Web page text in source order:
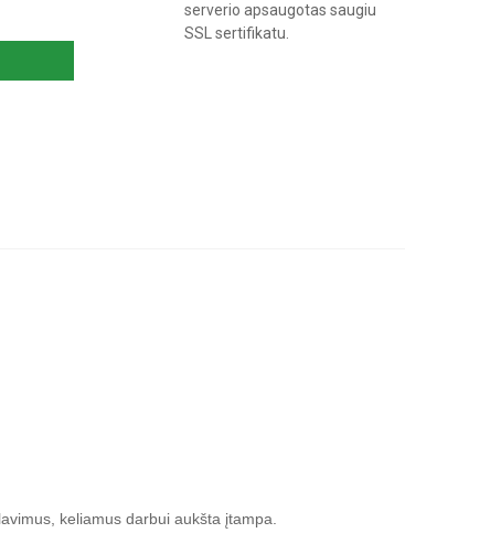
serverio apsaugotas saugiu
SSL sertifikatu.
keliamus darbui aukšta įtampa.